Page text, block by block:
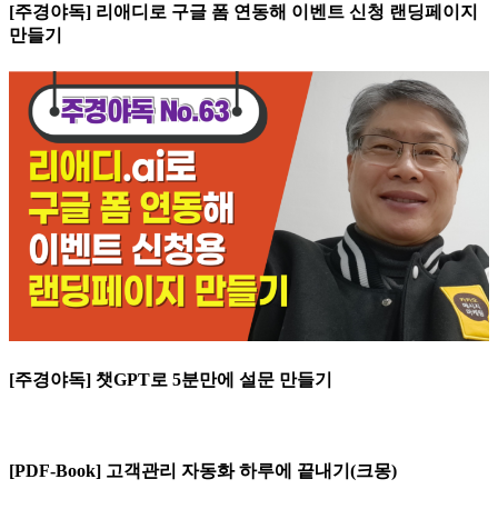
[주경야독] 리애디로 구글 폼 연동해 이벤트 신청 랜딩페이지
만들기
[주경야독] 챗GPT로 5분만에 설문 만들기
[PDF-Book] 고객관리 자동화 하루에 끝내기(크몽)